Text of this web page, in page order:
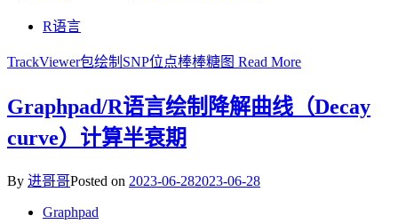
R语言
TrackViewer包绘制SNP位点棒棒糖图 Read More
Graphpad/R语言绘制降解曲线（Decay
curve）计算半衰期
By 进哥哥Posted on 2023-06-282023-06-28
Graphpad